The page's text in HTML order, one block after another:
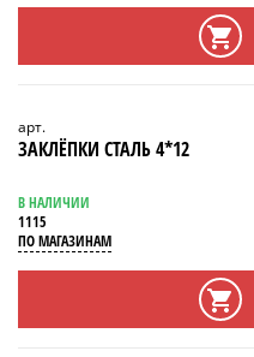
арт.
ЗАКЛЁПКИ СТАЛЬ 4*12
В НАЛИЧИИ
1115
ПО МАГАЗИНАМ